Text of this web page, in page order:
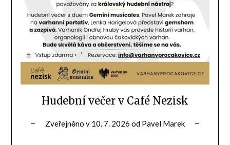
Hudební večer v Café Nezisk
Zveřejněno v 10. 7. 2026 od Pavel Marek